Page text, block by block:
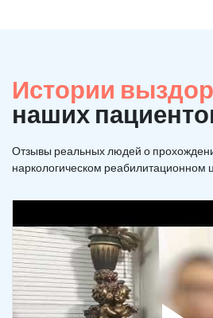
Истории
наших
Отзывы реальных людей о
наркологическом реабилитационном